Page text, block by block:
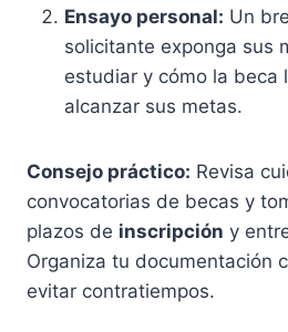
Ensayo personal: Un
solicitante exponga sus
estudiar y cómo la beca
alcanzar sus metas.
Consejo práctico: Revisa
convocatorias de becas y
plazos de inscripción y
Organiza tu documentación
evitar contratiempos.